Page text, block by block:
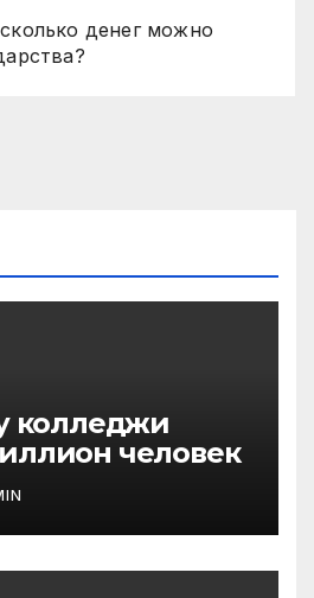
денег можно
колледжи
человек